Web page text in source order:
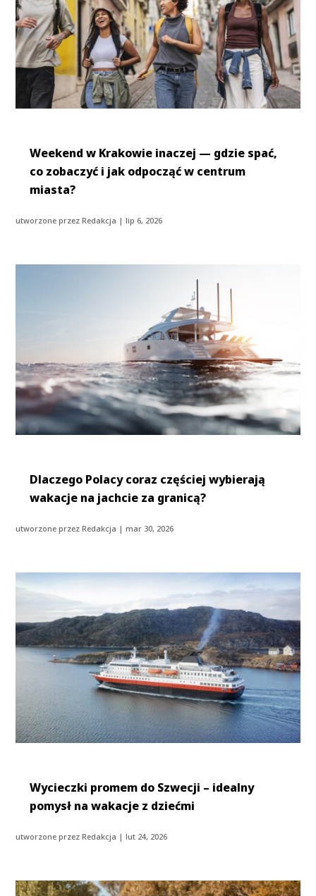
Weekend w Krakowie inaczej — gdzie spać,
co zobaczyć i jak odpocząć w centrum
miasta?
utworzone przezRedakcja |lip 6, 2026
Dlaczego Polacy coraz częściej wybierają
wakacje na jachcie za granicą?
utworzone przezRedakcja |mar 30, 2026
Wycieczki promem do Szwecji – idealny
pomysł na wakacje z dziećmi
utworzone przezRedakcja |lut 24, 2026